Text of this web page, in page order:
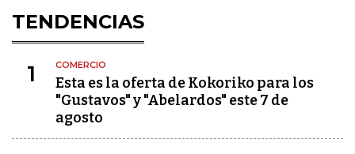
TENDENCIAS
1 COMERCIO
Esta es la oferta de Kokoriko para los
"Gustavos" y "Abelardos" este 7 de
agosto